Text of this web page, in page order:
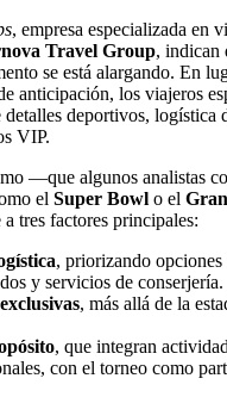
, empresa especializada en
Travel Group, indican
se está alargando. En
anticipación, los viajeros
deportivos, logística
VIP.
—que algunos analistas
el Super Bowl o el
tres factores principales:
, priorizando
y servicios de conserjería.
, más allá de la
, que integran
con el torneo como